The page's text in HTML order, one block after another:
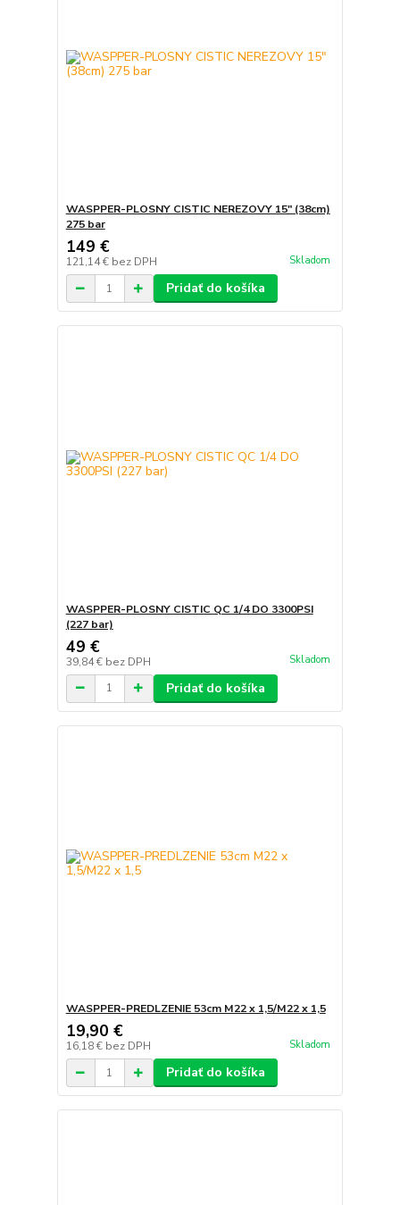
WASPPER-PLOSNY CISTIC NEREZOVY 15" (38cm)
275 bar
149 €
121,14 € bez DPH Skladom
Pridať do košíka
WASPPER-PLOSNY CISTIC QC 1/4 DO 3300PSI
(227 bar)
49 €
39,84 € bez DPH Skladom
Pridať do košíka
WASPPER-PREDLZENIE 53cm M22 x 1,5/M22 x 1,5
19,90 €
16,18 € bez DPH Skladom
Pridať do košíka